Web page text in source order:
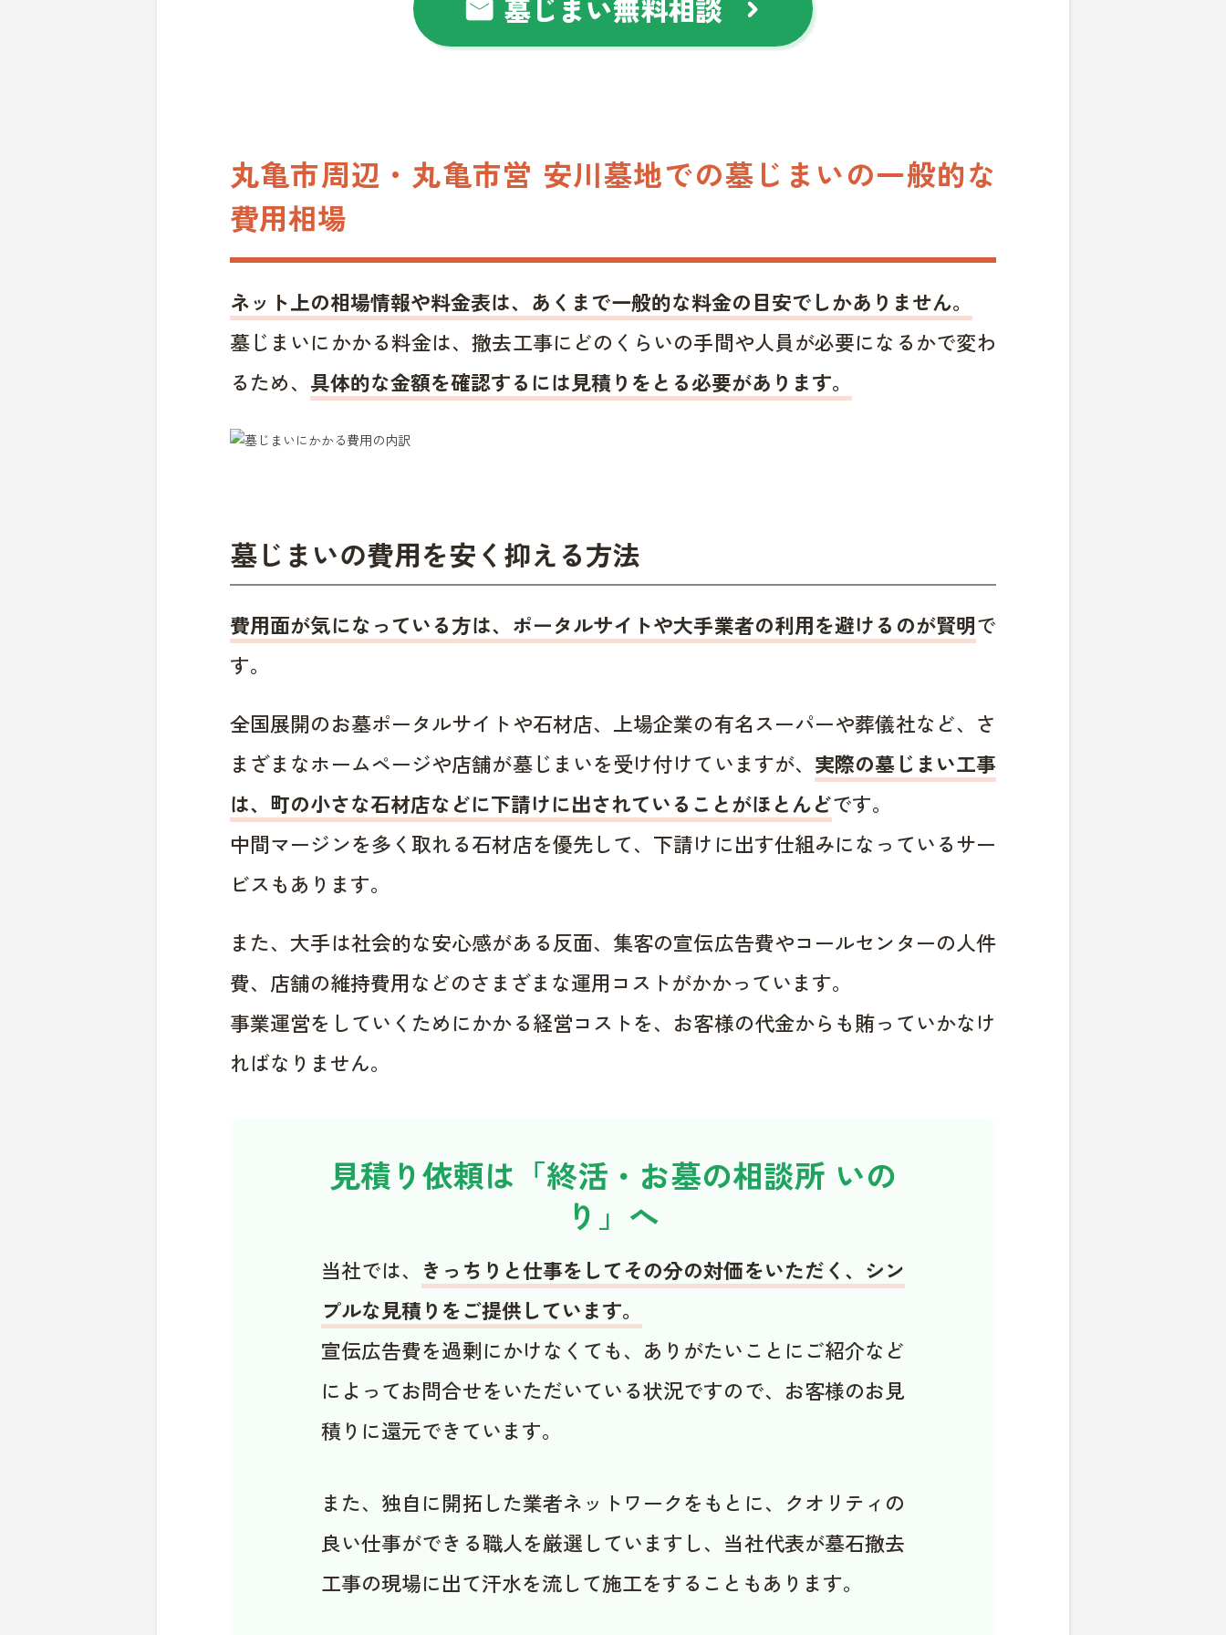
mail 墓じまい無料相談 chevron_right
丸亀市周辺・丸亀市営 安川墓地での墓じまいの一般的な
費用相場
ネット上の相場情報や料金表は、あくまで一般的な料金の目安でしかありません。
墓じまいにかかる料金は、撤去工事にどのくらいの手間や人員が必要になるかで変わ
るため、 具体的な金額を確認するには見積りをとる必要があります。
墓じまいの費用を安く抑える方法
費用面が気になっている方は、ポータルサイトや大手業者の利用を避けるのが賢明で
す。
全国展開のお墓ポータルサイトや石材店、上場企業の有名スーパーや葬儀社など、さ
まざまなホームページや店舗が墓じまいを受け付けていますが、 実際の墓じまい工事
は、町の小さな石材店などに下請けに出されていることがほとんどです。
中間マージンを多く取れる石材店を優先して、下請けに出す仕組みになっているサー
ビスもあります。
また、大手は社会的な安心感がある反面、集客の宣伝広告費やコールセンターの人件
費、店舗の維持費用などのさまざまな運用コストがかかっています。
事業運営をしていくためにかかる経営コストを、お客様の代金からも賄っていかなけ
ればなりません。
見積り依頼は「終活・お墓の相談所 いの
り」へ
当社では、 きっちりと仕事をしてその分の対価をいただく、シン
プルな見積りをご提供しています。
宣伝広告費を過剰にかけなくても、ありがたいことにご紹介など
によってお問合せをいただいている状況ですので、お客様のお見
積りに還元できています。
また、独自に開拓した業者ネットワークをもとに、クオリティの
良い仕事ができる職人を厳選していますし、当社代表が墓石撤去
工事の現場に出て汗水を流して施工をすることもあります。